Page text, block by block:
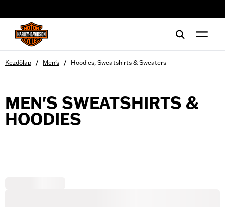
Kezdőlap / Men's / Hoodies, Sweatshirts & Sweaters
MEN'S SWEATSHIRTS &
HOODIES